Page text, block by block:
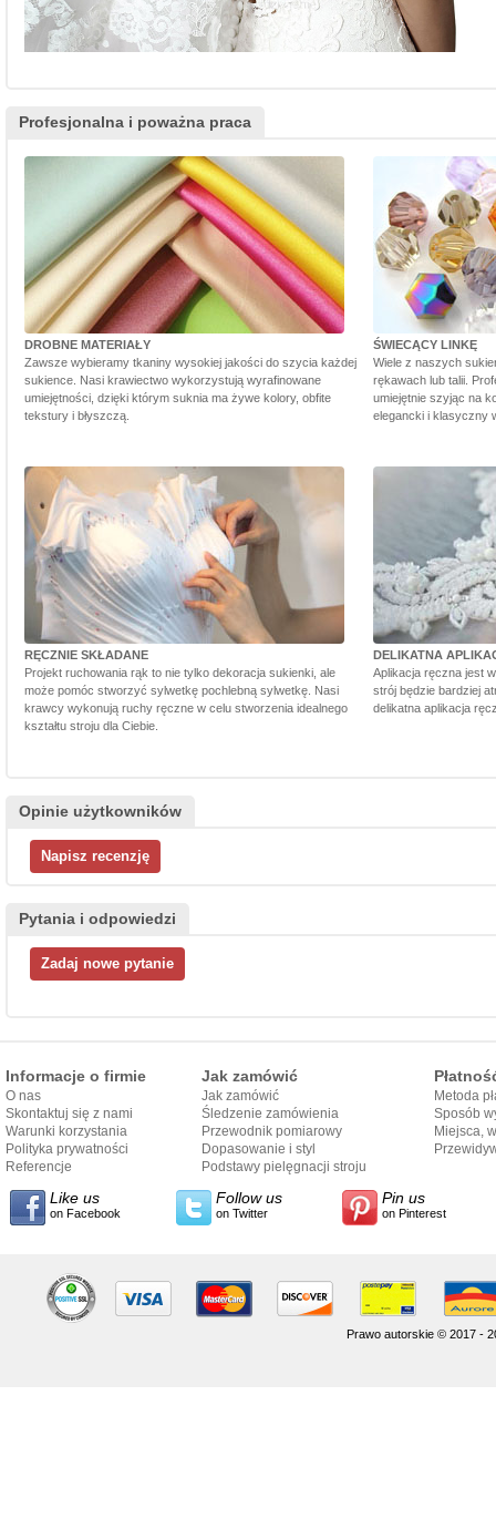
Profesjonalna i poważna praca
DROBNE MATERIAŁY
Zawsze wybieramy tkaniny wysokiej jakości do szycia każdej
sukience. Nasi krawiectwo wykorzystują wyrafinowane
umiejętności, dzięki którym suknia ma żywe kolory, obfite
tekstury i błyszczą.
ŚWIECĄCY LINKĘ
Wiele z naszych
rękawach lub talii.
umiejętnie szyjąc na
elegancki i klasyczny
RĘCZNIE SKŁADANE
Projekt ruchowania rąk to nie tylko dekoracja sukienki, ale
może pomóc stworzyć sylwetkę pochlebną sylwetkę. Nasi
krawcy wykonują ruchy ręczne w celu stworzenia idealnego
kształtu stroju dla Ciebie.
DELIKATNA
Aplikacja ręczna jest
strój będzie bardziej
delikatna aplikacja
Opinie użytkowników
Pytania i odpowiedzi
Informacje o firmie
O nas
Skontaktuj się z nami
Warunki korzystania
Polityka prywatności
Referencje
Jak zamówić
Jak zamówić
Śledzenie zamówienia
Przewodnik pomiarowy
Dopasowanie i styl
przewodnika
Podstawy pielęgnacji stroju
Metoda
Sposób
Miejsca,
Like us
on Facebook
Follow us
on Twitter
Pin us
on Pinterest
Prawo autorskie © 2017 -